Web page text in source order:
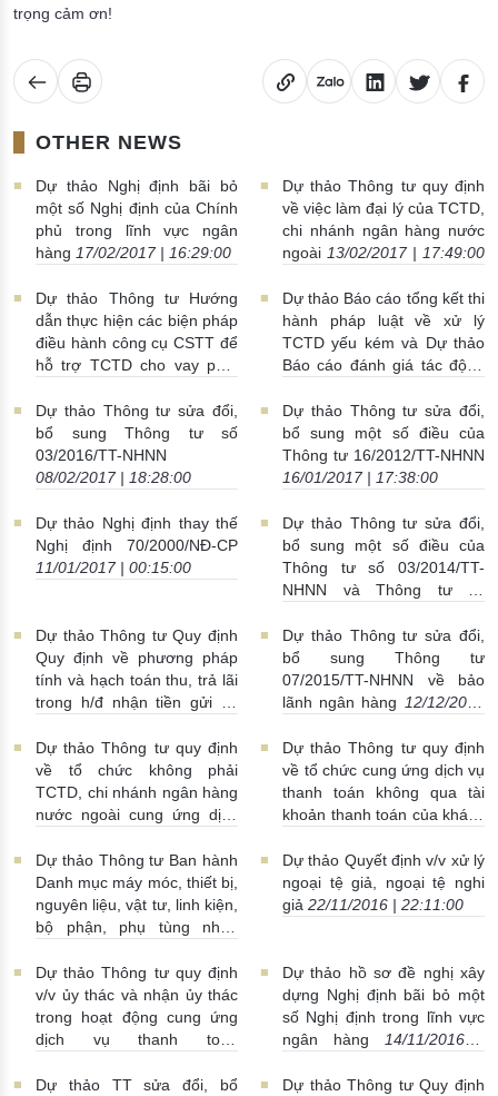
trọng cảm ơn!
OTHER NEWS
Dự thảo Nghị định bãi bỏ
một số Nghị định của Chính
phủ trong lĩnh vực ngân
hàng 17/02/2017 | 16:29:00
Dự thảo Thông tư quy định
về việc làm đại lý của TCTD,
chi nhánh ngân hàng nước
ngoài 13/02/2017 | 17:49:00
Dự thảo Thông tư Hướng
dẫn thực hiện các biện pháp
điều hành công cụ CSTT để
hỗ trợ TCTD cho vay phát
10/02/2017 | 17:00:00
Dự thảo Báo cáo tổng kết thi
hành pháp luật về xử lý
TCTD yếu kém và Dự thảo
Báo cáo đánh giá tác động
00:19:00
Dự thảo Thông tư sửa đổi,
bổ sung Thông tư số
03/2016/TT-NHNN
08/02/2017 | 18:28:00
Dự thảo Thông tư sửa đổi,
bổ sung một số điều của
Thông tư 16/2012/TT-NHNN
16/01/2017 | 17:38:00
Dự thảo Nghị định thay thế
Nghị định 70/2000/NĐ-CP
11/01/2017 | 00:15:00
Dự thảo Thông tư sửa đổi,
bổ sung một số điều của
Thông tư số 03/2014/TT-
NHNN và Thông tư số
03/01/2017 | 21:09:00
Dự thảo Thông tư Quy định
Quy định về phương pháp
tính và hạch toán thu, trả lãi
trong h/đ nhận tiền gửi và
TCTD 27/12/2016 | 18:03:00
Dự thảo Thông tư sửa đổi,
bổ sung Thông tư
07/2015/TT-NHNN về bảo
lãnh ngân hàng
12/12/2016
Dự thảo Thông tư quy định
về tổ chức không phải
TCTD, chi nhánh ngân hàng
nước ngoài cung ứng dịch
khoản thanh toán của khách
hàng 24/11/2016 | 00:44:00
Dự thảo Thông tư quy định
về tổ chức cung ứng dịch vụ
thanh toán không qua tài
khoản thanh toán của khách
Dự thảo Thông tư Ban hành
Danh mục máy móc, thiết bị,
nguyên liệu, vật tư, linh kiện,
bộ phận, phụ tùng nhập
đúc tiền của NHNN được
miễn thuế nhập khẩu
22/11/2016 | 23:05:00
Dự thảo Quyết định v/v xử lý
ngoại tệ giả, ngoại tệ nghi
giả 22/11/2016 | 22:11:00
Dự thảo Thông tư quy định
v/v ủy thác và nhận ủy thác
trong hoạt động cung ứng
dịch vụ thanh toán
Dự thảo hồ sơ đề nghị xây
dựng Nghị định bãi bỏ một
số Nghị định trong lĩnh vực
ngân hàng
14/11/2016 |
Dự thảo TT sửa đổi, bổ
Dự thảo Thông tư Quy định